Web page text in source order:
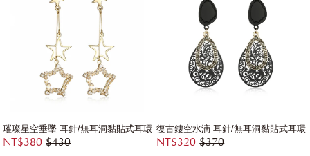
璀璨星空垂墜 耳針/無耳洞黏貼式耳環
NT$380 $430
復古鏤空水滴 耳針/無耳洞黏貼式耳環
NT$320 $370